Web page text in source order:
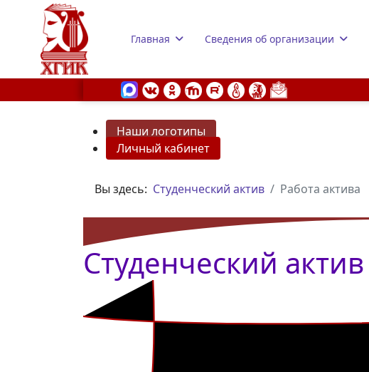
Главная Сведения об организации
Наши логотипы
Личный кабинет
Вы здесь: Студенческий актив Работа актива
Студенческий актив